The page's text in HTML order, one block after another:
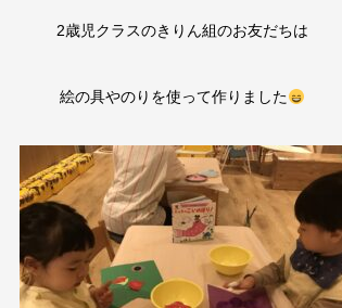
2歳児クラスのきりん組のお友だちは
絵の具やのりを使って作りました